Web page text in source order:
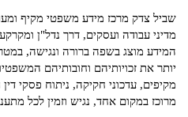
שביל צדק מרכז מידע משפטי מקיף
מדיני עבודה ועסקים, דרך נדל"ן
המידע מוצג בשפה ברורה ונגישה,
יותר את זכויותיהם וחובותיהם
מקיפים, עדכוני חקיקה, ניתוח פסקי
מרוכז במקום אחד, נגיש וזמין לכל